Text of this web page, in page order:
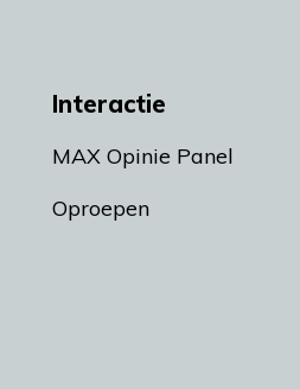
Interactie
MAX Opinie Panel
Oproepen